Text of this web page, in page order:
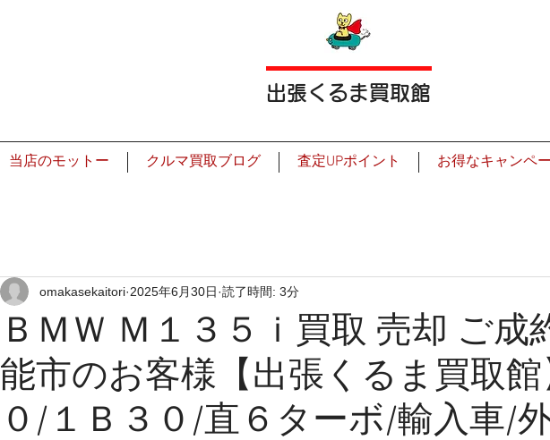
出張くるま買取館
当店のモットー クルマ買取ブログ 査定UPポイント お得なキャンペ
ＢＭＷ Ｍ１３５ｉ買取 売却 ご成
能市のお客様【出張くるま買取
０/１Ｂ３０/直６ターボ/輸入車/
omakasekaitori 2025年6月30日 読了時間: 3分